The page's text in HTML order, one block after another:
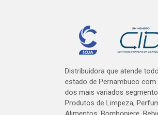
Distribuidora que atende
estado de Pernambuco com
dos mais variados
Produtos de Limpeza,